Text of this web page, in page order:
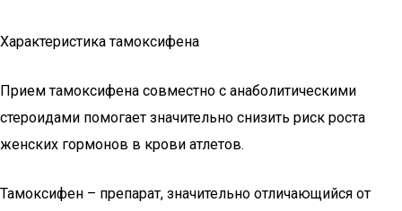
Характеристика тамоксифена
Прием тамоксифена совместно с анаболитическими
стероидами помогает значительно снизить риск роста
женских гормонов в крови атлетов.
Тамоксифен – препарат, значительно отличающийся от